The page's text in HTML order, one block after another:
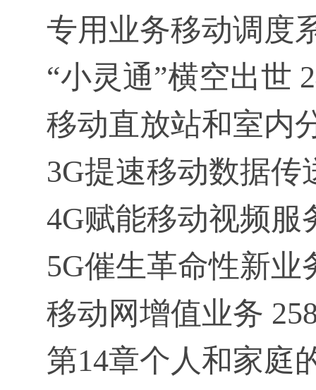
专用业务移动调
“小灵通”横空出世
移动直放站和室内
3G提速移动数据传
4G赋能移动视频服
5G催生革命性新业
移动网增值业务
第14章个人和家庭